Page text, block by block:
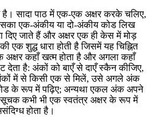
सादा पाठ में एक-एक अक्षर करके चलिए,
एक-अंकीय या दो-अंकीय कोड लिख
दिए जाते हैं और अक्षर एक ही केस में मोड़
एक शुद्ध धारा होती है जिसमें यह चिह्नित
कहाँ खत्म होता है और अगला कहाँ
है: अंकों को बाएँ से दाएँ स्कैन कीजिए,
में से किसी एक से मिलें, उसे अगले अंक
के रूप में पढ़िए; अन्यथा एकल अंक अपने
कभी भी एक स्वतंत्र अक्षर के रूप में
होता है।